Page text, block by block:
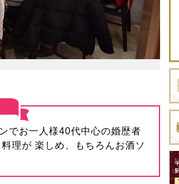
でお一人様40代中心の婚歴者
理が 楽しめ、もちろんお酒ソ